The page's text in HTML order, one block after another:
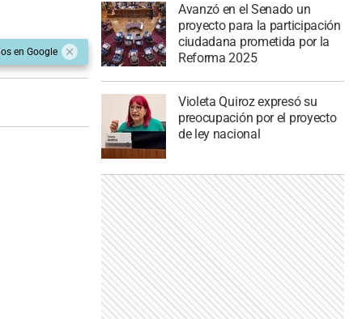
en Google
Avanzó en el Senado un
proyecto para la participación
ciudadana prometida por la
Reforma 2025
Violeta Quiroz expresó su
preocupación por el proyecto
de ley nacional